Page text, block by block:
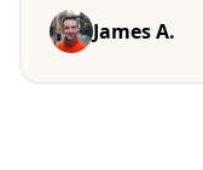
James A.